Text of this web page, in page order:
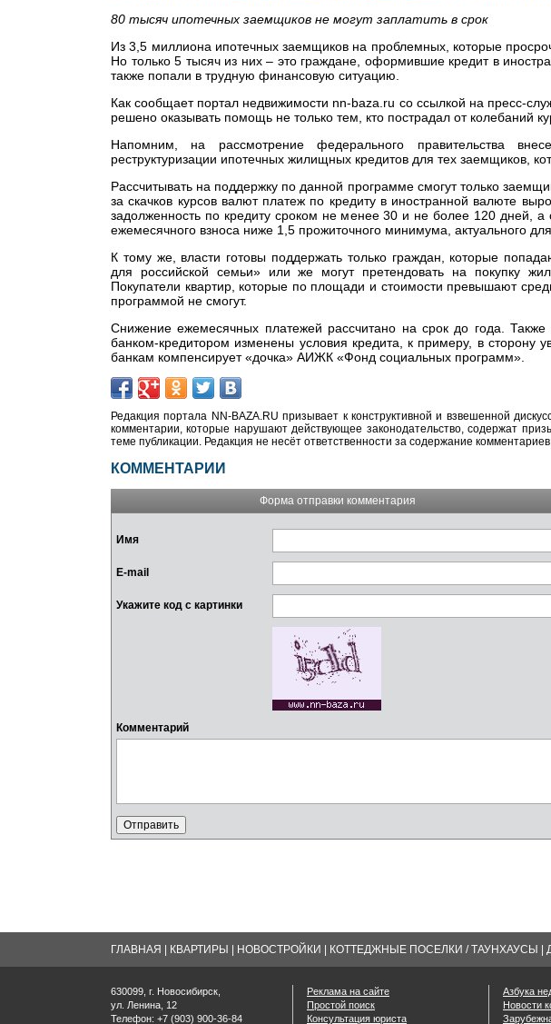
80 тысяч ипотечных заемщиков не могут заплатить в срок
Из 3,5 миллиона ипотечных заемщиков на проблемных, которые
Но только 5 тысяч из них – это граждане, оформившие кредит в
также попали в трудную финансовую ситуацию.
Как сообщает портал недвижимости nn-baza.ru со ссылкой на пресс-
решено оказывать помощь не только тем, кто пострадал от колебаний
Напомним, на рассмотрение федерального правительства
реструктуризации ипотечных жилищных кредитов для тех заемщиков,
Рассчитывать на поддержку по данной программе смогут только
за скачков курсов валют платеж по кредиту в иностранной валюте
задолженность по кредиту сроком не менее 30 и не более 120 дней,
ежемесячного взноса ниже 1,5 прожиточного минимума, актуального
К тому же, власти готовы поддержать только граждан, которые
для российской семьи» или же могут претендовать на покупку
Покупатели квартир, которые по площади и стоимости превышают
программой не смогут.
Снижение ежемесячных платежей рассчитано на срок до года.
банком-кредитором изменены условия кредита, к примеру, в сторону
банкам компенсирует «дочка» АИЖК «Фонд социальных программ».
Редакция портала NN-BAZA.RU призывает к конструктивной и взвешенной
комментарии, которые нарушают действующее законодательство, содержат
теме публикации. Редакция не несёт ответственности за содержание
КОММЕНТАРИИ
Форма отправки комментария
Имя
E-mail
Укажите код с картинки
Комментарий
ГЛАВНАЯ КВАРТИРЫ НОВОСТРОЙКИ КОТТЕДЖНЫЕ ПОСЕЛКИ / ТАУНХАУСЫ
630099, г. Новосибирск,
ул. Ленина, 12
Телефон: +7 (903) 900-36-84
Реклама на сайте
Простой поиск
Консультация юриста
Азбука
Новости